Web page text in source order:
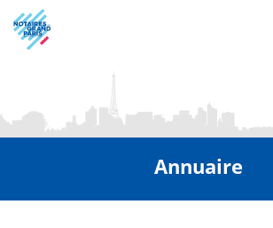
Aller
au
contenu
Annuaire